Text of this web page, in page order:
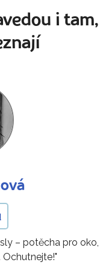
i tam,
– potěcha pro oko,